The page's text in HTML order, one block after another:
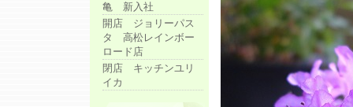
亀 新入社
開店 ジョリーパス
タ 高松レインボー
ロード店
閉店 キッチンユリ
イカ